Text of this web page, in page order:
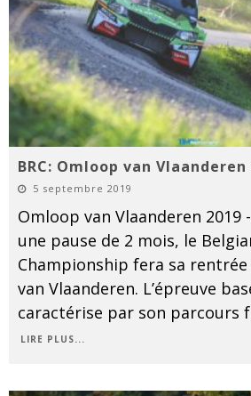
BRC: Omloop van Vlaanderen
5 septembre 2019
Omloop van Vlaanderen 2019
une pause de 2 mois, le
Championship fera sa rentrée
van Vlaanderen. L’épreuve
caractérise par son parcours
LIRE PLUS...